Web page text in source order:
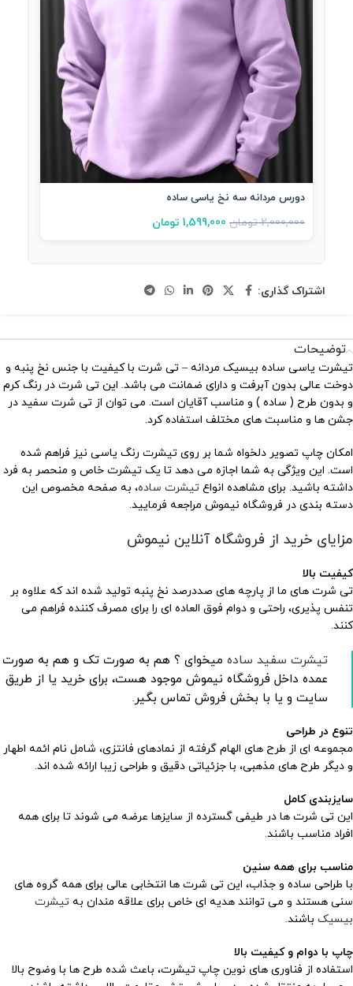
دورس مردانه سه نخ یاسی ساده
2,000,000 تومان 1,599,000 تومان
اشتراک گذاری:
توضیحات
تیشرت یاسی ساده بیسیک مردانه – تی شرت با کیفیت با جنس نخ پنبه و
دوخت عالی بدون آبرفت و دارای ضمانت می باشد. این تی شرت در رنگ کرم
و بدون طرح ( ساده ) و مناسب آقایان است. می توان از تی شرت سفید در
جشن ها و مناسبت های مختلف استفاده کرد.
امکان چاپ تصویر دلخواه شما بر روی تیشرت رنگ یاسی نیز فراهم شده
است. این ویژگی به شما اجازه می دهد تا یک تیشرت خاص و منحصر به فرد
داشته باشید. برای مشاهده انواع تیشرت ساده، به صفحه مخصوص این
دسته بندی در فروشگاه نیموش مراجعه فرمایید.
مزایای خرید از فروشگاه آنلاین نیموش
کیفیت بالا
تی شرت های ما از پارچه های صددرصد نخ پنبه تولید شده اند که علاوه بر
تنفس پذیری، راحتی و دوام فوق العاده ای را برای مصرف کننده فراهم می
کنند.
تیشرت سفید ساده میخوای ؟ هم به صورت تک و هم به صورت
عمده داخل فروشگاه نیموش موجود هست، برای خرید یا از طریق
سایت و یا با بخش فروش تماس بگیر.
تنوع در طراحی
مجموعه ای از طرح های الهام گرفته از نمادهای فانتزی، شامل نام ائمه اطهار
و دیگر طرح های مذهبی، با جزئیاتی دقیق و طراحی زیبا ارائه شده اند.
سایزبندی کامل
این تی شرت ها در طیفی گسترده از سایزها عرضه می شوند تا برای همه
افراد مناسب باشند.
مناسب برای همه سنین
با طراحی ساده و جذاب، این تی شرت ها انتخابی عالی برای همه گروه های
سنی هستند و می توانند هدیه ای خاص برای علاقه مندان به تیشرت
بیسیک باشند.
چاپ با دوام و کیفیت بالا
استفاده از فناوری های نوین چاپ تیشرت، باعث شده طرح ها با وضوح بالا